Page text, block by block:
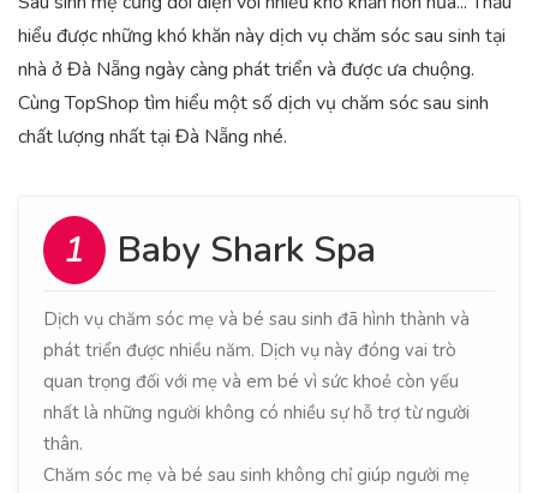
hiểu được những khó khăn này dịch vụ chăm sóc sau sinh tại
nhà ở Đà Nẵng ngày càng phát triển và được ưa chuộng.
Cùng TopShop tìm hiểu một số dịch vụ chăm sóc sau sinh
chất lượng nhất tại Đà Nẵng nhé.
1 Baby Shark Spa
Dịch vụ chăm sóc mẹ và bé sau sinh đã hình thành và
phát triển được nhiều năm. Dịch vụ này đóng vai trò
quan trọng đối với mẹ và em bé vì sức khoẻ còn yếu
nhất là những người không có nhiều sự hỗ trợ từ người
thân.
Chăm sóc mẹ và bé sau sinh không chỉ giúp người mẹ